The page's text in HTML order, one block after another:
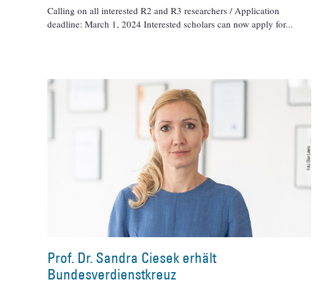
Calling on all interested R2 and R3 researchers / Application
deadline: March 1, 2024 Interested scholars can now apply for
Prof. Dr. Sandra Ciesek erhält
Bundesverdienstkreuz